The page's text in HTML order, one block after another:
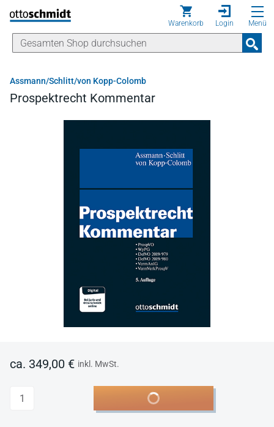
Direkt zum Inhalt
Warenkorb Login Menü
Assmann/Schlitt/von Kopp-Colomb
Prospektrecht Kommentar
ca. 349,00 € inkl. MwSt.
Anzahl In den Warenkorb